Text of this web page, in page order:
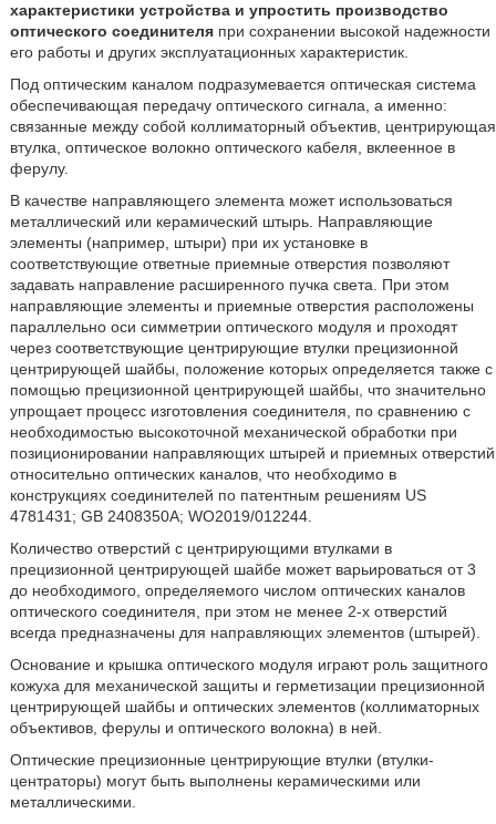
характеристики устройства и упростить производство
оптического соединителяпри сохранении высокой надежности
его работы и других эксплуатационных характеристик.
Под оптическим каналом подразумевается оптическая система
обеспечивающая передачу оптического сигнала, а именно:
связанные между собой коллиматорный объектив, центрирующая
втулка, оптическое волокно оптического кабеля, вклеенное в
ферулу.
В качестве направляющего элемента может использоваться
металлический или керамический штырь. Направляющие
элементы (например, штыри) при их установке в
соответствующие ответные приемные отверстия позволяют
задавать направление расширенного пучка света. При этом
направляющие элементы и приемные отверстия расположены
параллельно оси симметрии оптического модуля и проходят
через соответствующие центрирующие втулки прецизионной
центрирующей шайбы, положение которых определяется также с
помощью прецизионной центрирующей шайбы, что значительно
упрощает процесс изготовления соединителя, по сравнению с
необходимостью высокоточной механической обработки при
позиционировании направляющих штырей и приемных отверстий
относительно оптических каналов, что необходимо в
конструкциях соединителей по патентным решениям US
4781431; GB 2408350A; WO2019/012244.
Количество отверстий с центрирующими втулками в
прецизионной центрирующей шайбе может варьироваться от 3
до необходимого, определяемого числом оптических каналов
оптического соединителя, при этом не менее 2-х отверстий
всегда предназначены для направляющих элементов (штырей).
Основание и крышка оптического модуля играют роль защитного
кожуха для механической защиты и герметизации прецизионной
центрирующей шайбы и оптических элементов (коллиматорных
объективов, ферулы и оптического волокна) в ней.
Оптические прецизионные центрирующие втулки (втулки-
центраторы) могут быть выполнены керамическими или
металлическими.